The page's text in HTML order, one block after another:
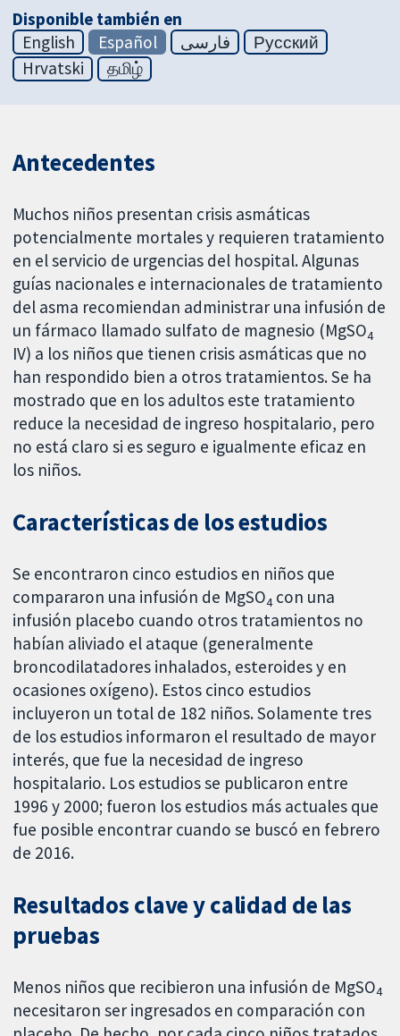
Disponible también en
English
Español فارسی
Русский
Hrvatski
தமிழ்
Antecedentes
Muchos niños presentan crisis asmáticas
potencialmente mortales y requieren tratamiento
en el servicio de urgencias del hospital. Algunas
guías nacionales e internacionales de tratamiento
del asma recomiendan administrar una infusión de
un fármaco llamado sulfato de magnesio (MgSO4
IV) a los niños que tienen crisis asmáticas que no
han respondido bien a otros tratamientos. Se ha
mostrado que en los adultos este tratamiento
reduce la necesidad de ingreso hospitalario, pero
no está claro si es seguro e igualmente eficaz en
los niños.
Características de los estudios
Se encontraron cinco estudios en niños que
compararon una infusión de MgSO4 con una
infusión placebo cuando otros tratamientos no
habían aliviado el ataque (generalmente
broncodilatadores inhalados, esteroides y en
ocasiones oxígeno). Estos cinco estudios
incluyeron un total de 182 niños. Solamente tres
de los estudios informaron el resultado de mayor
interés, que fue la necesidad de ingreso
hospitalario. Los estudios se publicaron entre
1996 y 2000; fueron los estudios más actuales que
fue posible encontrar cuando se buscó en febrero
de 2016.
Resultados clave y calidad de las
pruebas
Menos niños que recibieron una infusión de MgSO4
necesitaron ser ingresados en comparación con